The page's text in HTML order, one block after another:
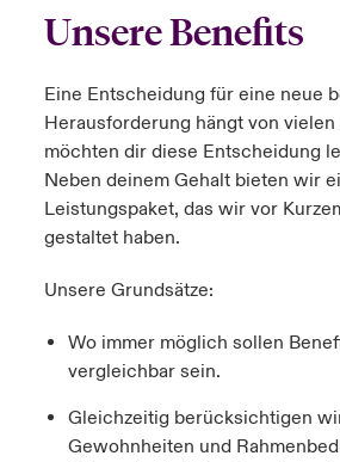
Unsere Benefits
Eine Entscheidung für eine neue
Herausforderung hängt von
möchten dir diese Entscheidung
Neben deinem Gehalt bieten wir
Leistungspaket, das wir vor
gestaltet haben.
Unsere Grundsätze:
Wo immer möglich sollen
vergleichbar sein.
Gleichzeitig berücksichtigen
Gewohnheiten und